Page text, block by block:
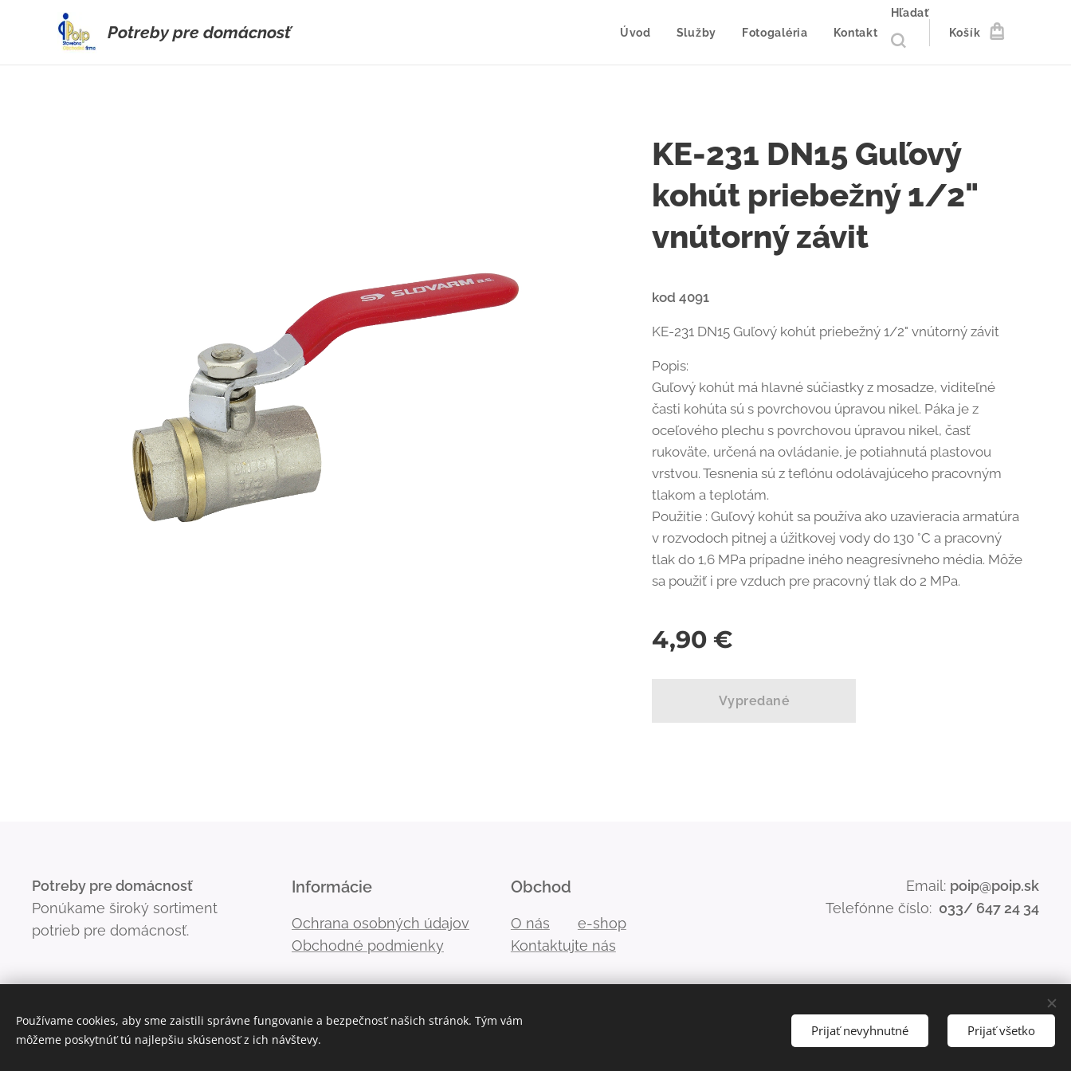
Potreby pre domácnosť Úvod Služby Fotogaléria Kontakt
Hľadať
Košík
KE-231 DN15 Guľový
kohút priebežný 1/2"
vnútorný závit
kod 4091
KE-231 DN15 Guľový kohút priebežný 1/2" vnútorný závit
Popis:
Guľový kohút má hlavné súčiastky z mosadze, viditeľné
časti kohúta sú s povrchovou úpravou nikel. Páka je z
oceľového plechu s povrchovou úpravou nikel, časť
rukoväte, určená na ovládanie, je potiahnutá plastovou
vrstvou. Tesnenia sú z teflónu odolávajúceho pracovným
tlakom a teplotám.
Použitie : Guľový kohút sa používa ako uzavieracia armatúra
v rozvodoch pitnej a úžitkovej vody do 130 °C a pracovný
tlak do 1,6 MPa prípadne iného neagresívneho média. Môže
sa použiť i pre vzduch pre pracovný tlak do 2 MPa.
4,90 €
Vypredané
Potreby pre domácnosť
Ponúkame široký sortiment
potrieb pre domácnosť.
Informácie
Ochrana osobných údajov
Obchodné podmienky
Obchod
O nás
e-shop
Kontaktujte nás
Email: poip@poip.sk
Telefónne číslo: 033/ 647 24 34
Používame cookies, aby sme zaistili správne fungovanie a bezpečnosť našich stránok. Tým vám
môžeme poskytnúť tú najlepšiu skúsenosť z ich návštevy.
Prijať nevyhnutné Prijať všetko